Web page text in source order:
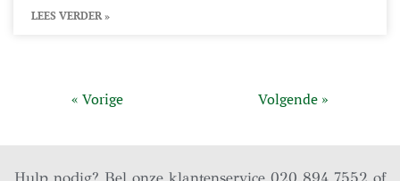
LEES VERDER »
« Vorige Volgende »